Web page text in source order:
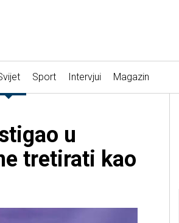
Sport Intervjui Magazin
u
tretirati kao